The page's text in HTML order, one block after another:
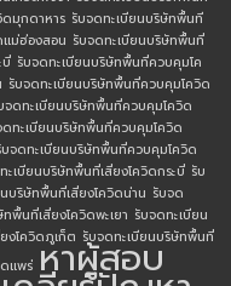
มุกดาหาร รับจดทะเบียนบริษัทพื้นที
ม่ฮ่องสอน รับจดทะเบียนบริษัทพื้นที่
บี่ รับจดทะเบียนบริษัทพื้นที่ควบคุมโค
รับจดทะเบียนบริษัทพื้นที่ควบคุมโควิด
จดทะเบียนบริษัทพื้นที่ควบคุมโควิด
ดทะเบียนบริษัทพื้นที่ควบคุมโควิด
บจดทะเบียนบริษัทพื้นที่ควบคุมโควิด
ะเบียนบริษัทพื้นที่เสี่ยงโควิดกระบี่ รับ
บริษัทพื้นที่เสี่ยงโควิดน่าน รับจด
พื้นที่เสี่ยงโควิดพะเยา รับจดทะเบียน
งโควิดภูเก็ต รับจดทะเบียนบริษัทพื้นที่
แพร่ หาผู้สอบ